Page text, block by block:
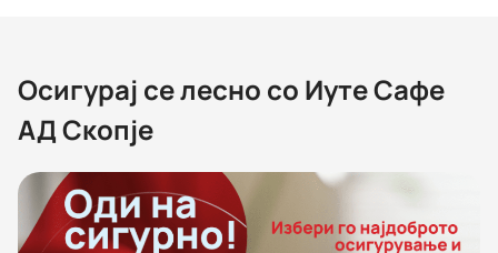
Oсигурај се лесно со Иуте Сафе
АД Скопје